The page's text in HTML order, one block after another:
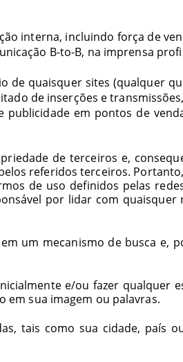
interna, incluindo força de
B-to-B, na imprensa
quaisquer sites (qualquer
de inserções e transmissões,
em pontos de
de terceiros e,
referidos terceiros.
de uso definidos pelas
por lidar com
um mecanismo de busca e,
e/ou fazer qualquer
em sua imagem ou palavras.
tais como sua cidade, país